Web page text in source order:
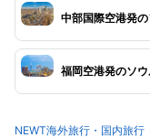
中部国際空港発
福岡空港発のソ
NEWT海外旅行・国内旅行